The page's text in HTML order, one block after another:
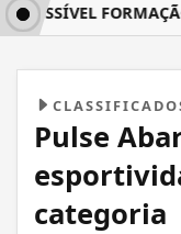
FORMAÇÃO
Pulse
categoria